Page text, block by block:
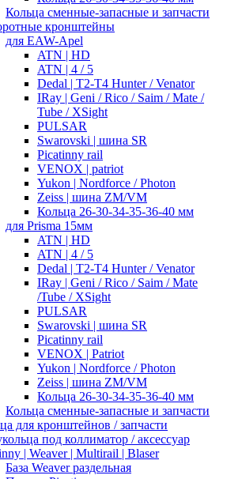
Кольца сменные-запасные и запчасти
кронштейны
для EAW-Apel
ATN | HD
ATN | 4 / 5
Dedal | T2-T4 Hunter / Venator
IRay | Geni / Rico / Saim / Mate /
Tube / XSight
PULSAR
Swarovski | шина SR
Picatinny rail
VENOX | patriot
Yukon | Nordforce / Photon
Zeiss | шина ZM/VM
Кольца 26-30-34-35-36-40 мм
для Prisma 15мм
ATN | HD
ATN | 4 / 5
Dedal | T2-T4 Hunter / Venator
IRay | Geni / Rico / Saim / Mate
/Tube / XSight
PULSAR
Swarovski | шина SR
Picatinny rail
VENOX | Patriot
Yukon | Nordforce / Photon
Zeiss | шина ZM/VM
Кольца 26-30-34-35-36-40 мм
Кольца сменные-запасные и запчасти
для кронштейнов / запчасти
под коллиматор / аксессуар
| Weaver | Multirail | Blaser
База Weaver раздельная